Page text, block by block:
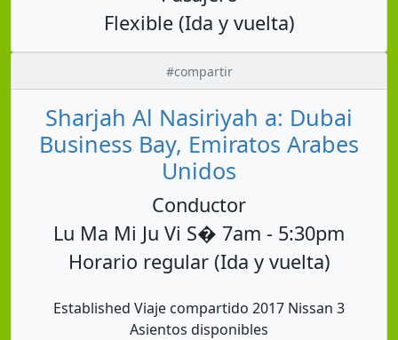
Flexible (Ida y vuelta)
#compartir
Sharjah Al Nasiriyah a: Dubai
Business Bay, Emiratos Arabes
Unidos
Conductor
Lu Ma Mi Ju Vi S� 7am - 5:30pm
Horario regular (Ida y vuelta)
Established Viaje compartido 2017 Nissan 3
Asientos disponibles